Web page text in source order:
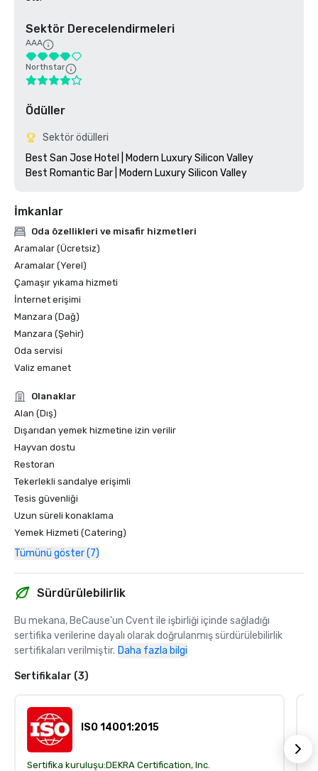
Sektör Derecelendirmeleri
AAA
Northstar
Ödüller
Sektör ödülleri
Best San Jose Hotel | Modern Luxury Silicon Valley
İmkanlar
Oda özellikleri ve misafir hizmetleri
Aramalar (Ücretsiz)
Aramalar (Yerel)
Çamaşır yıkama hizmeti
İnternet erişimi
Manzara (Dağ)
Manzara (Şehir)
Oda servisi
Valiz emanet
Olanaklar
Alan (Dış)
Dışarıdan yemek hizmetine izin verilir
Hayvan dostu
Restoran
Tekerlekli sandalye erişimli
Tesis güvenliği
Uzun süreli konaklama
Yemek Hizmeti (Catering)
Tümünü göster (7)
Sürdürülebilirlik
Bu mekana, BeCause'un Cvent ile işbirliği içinde sağladığı
sertifika verilerine dayalı olarak doğrulanmış sürdürülebilirlik
sertifikaları verilmiştir. Daha fazla bilgi
Sertifikalar (3)
ISO 14001:2015
Sertifika kuruluşu:DEKRA Certification, Inc.